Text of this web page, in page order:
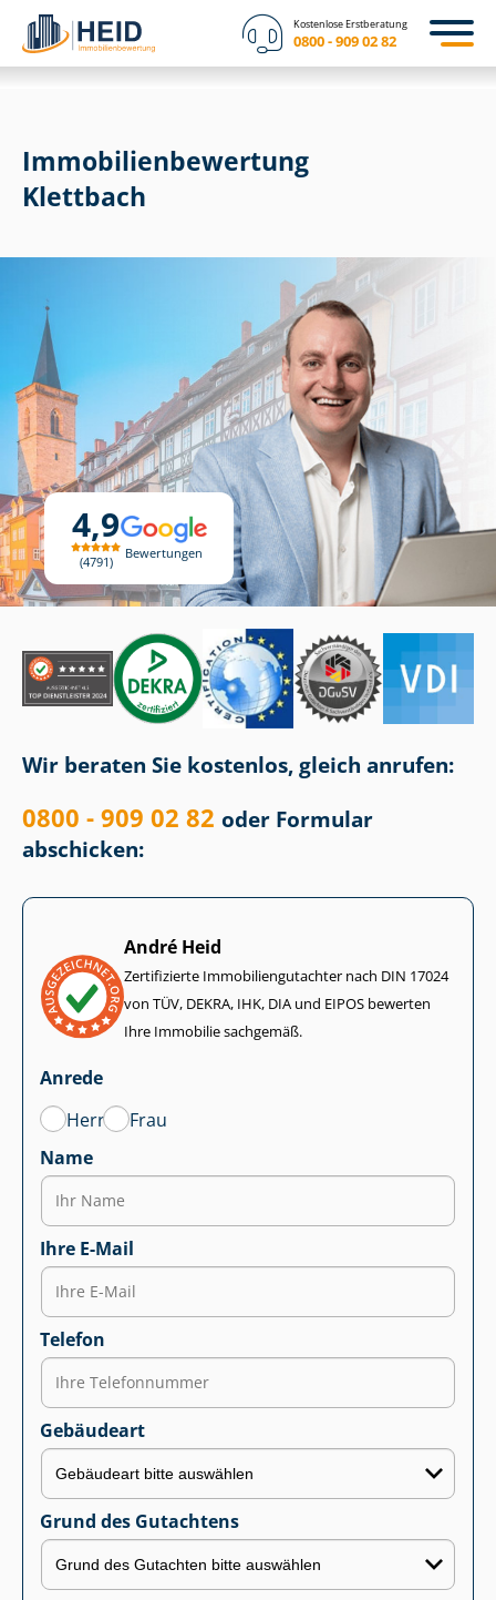
Kostenlose Erstberatung
0800 - 909 02 82
4,9
4791
Bewertungen
Immobilien­bewertung
Klettbach
Wir beraten Sie kostenlos, gleich anrufen:
0800 - 909 02 82 oder Formular
abschicken:
André Heid
Zertifizierte Im­mo­bi­li­en­gut­ach­ter nach DIN 17024
von TÜV, DEKRA, IHK, DIA und EIPOS bewerten
Ihre Immobilie sachgemäß.
Anrede
Herr
Frau
Name
Ihre E-Mail
Telefon
Gebäudeart
Grund des Gutachtens